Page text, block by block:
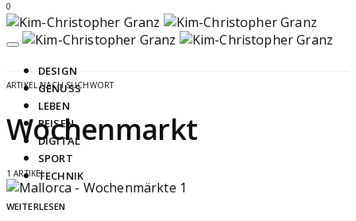
0
DESIGN
GENUSS
LEBEN
REISEN
DIGITAL
SPORT
TECHNIK
ARTIKEL NACH SUCHWORT
Wochenmarkt
1 ARTIKEL
WEITERLESEN